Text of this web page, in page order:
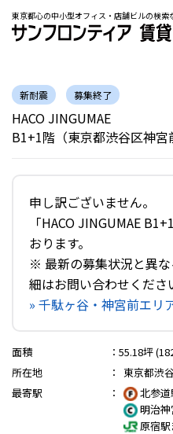
東京都心の中小型オフィス・店舗ビルの検索
新耐震 募集終了
HACO JINGUMAE
B1+1階（東京都渋谷区神宮
申し訳ございません。
「HACO JINGUMAE
おります。
※ 最新の募集状況と異
細はお問い合わせくださ
» 千駄ヶ谷・神宮前エリ
面積 ： 55.18坪
所在地
：
東京都渋
最寄駅
：
北参
明治
原宿